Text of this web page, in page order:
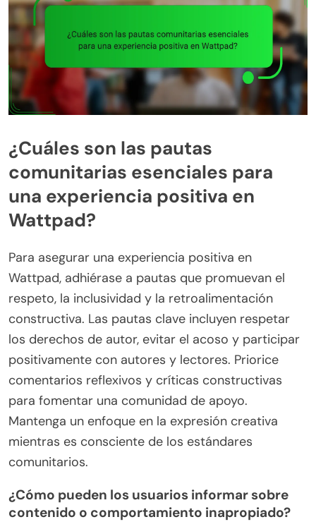
¿Cuáles son las pautas
comunitarias esenciales para
una experiencia positiva en
Wattpad?
Para asegurar una experiencia positiva en
Wattpad, adhiérase a pautas que promuevan el
respeto, la inclusividad y la retroalimentación
constructiva. Las pautas clave incluyen respetar
los derechos de autor, evitar el acoso y participar
positivamente con autores y lectores. Priorice
comentarios reflexivos y críticas constructivas
para fomentar una comunidad de apoyo.
Mantenga un enfoque en la expresión creativa
mientras es consciente de los estándares
comunitarios.
¿Cómo pueden los usuarios informar sobre
contenido o comportamiento inapropiado?